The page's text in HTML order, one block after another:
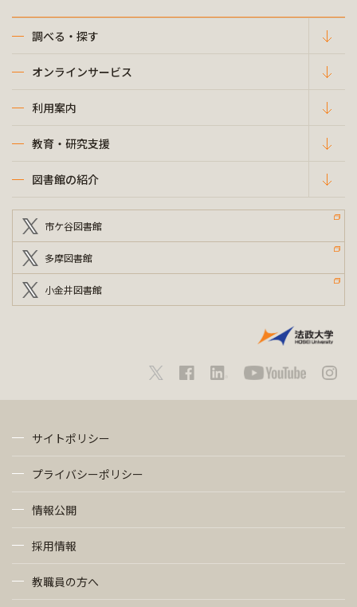
調べる・探す
オンラインサービス
利用案内
教育・研究支援
図書館の紹介
市ケ谷図書館
多摩図書館
小金井図書館
サイトポリシー
プライバシーポリシー
情報公開
採用情報
教職員の方へ